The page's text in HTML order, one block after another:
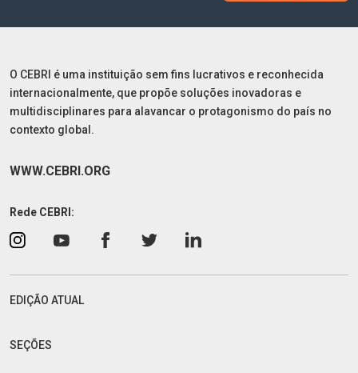
O CEBRI é uma instituição sem fins lucrativos e reconhecida
internacionalmente, que propõe soluções inovadoras e
multidisciplinares para alavancar o protagonismo do país no
contexto global.
WWW.CEBRI.ORG
Rede CEBRI:
EDIÇÃO ATUAL
SEÇÕES